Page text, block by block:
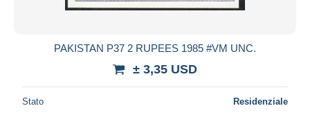
PAKISTAN P37 2 RUPEES 1985 #VM UNC.
± 3,35 USD
Stato Residenziale